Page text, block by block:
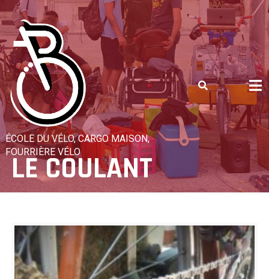
Skip
to
content
ÉCOLE DU VÉLO, CARGO MAISON,
FOURRIÈRE VÉLO
LE COULANT